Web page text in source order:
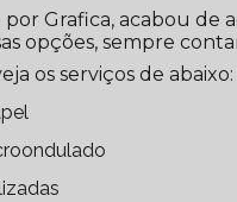
Grafica, acabou de
opções, sempre
os serviços de abaixo: